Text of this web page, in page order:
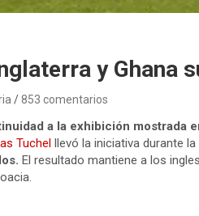
y Ghana
853 comentarios
a la exhibición mostrada
Tuchel llevó la iniciativa durante
El resultado mantiene a los